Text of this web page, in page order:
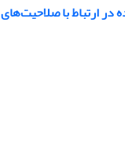
ارتباط با